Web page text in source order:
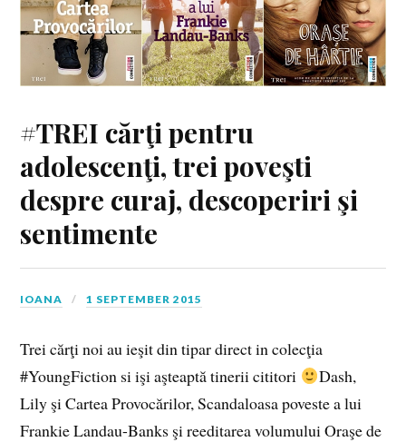
#TREI cărţi pentru
adolescenţi, trei poveşti
despre curaj, descoperiri şi
sentimente
IOANA 1 SEPTEMBER 2015
Trei cărţi noi au ieşit din tipar direct in colecţia
#YoungFiction si işi aşteaptă tinerii cititori
Dash,
Lily şi Cartea Provocărilor, Scandaloasa poveste a lui
Frankie Landau-Banks şi reeditarea volumului Oraşe de